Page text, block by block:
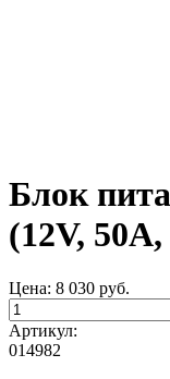
Блок
(12V,
Цена: 8 030 руб.
Артикул:
014982